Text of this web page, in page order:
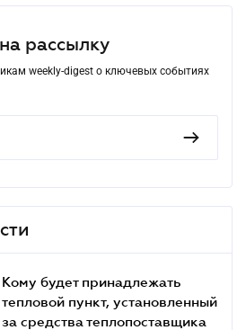
рассылку
weekly-digest о ключевых событиях
Кому будет принадлежать
тепловой пункт, установленный
за средства теплопоставщика